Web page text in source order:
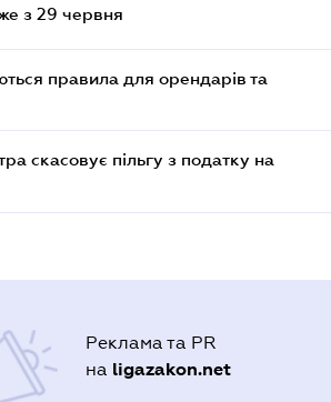
з 29 червня
правила для орендарів та
скасовує пільгу з податку на
Реклама та PR
на ligazakon.net